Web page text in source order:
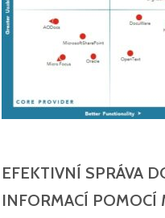
EFEKTIVNÍ SPRÁVA
INFORMACÍ POMOCÍ